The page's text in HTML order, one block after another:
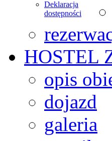
Deklaracja
dostępności
HOSTEL
opis
dojazd
galeria